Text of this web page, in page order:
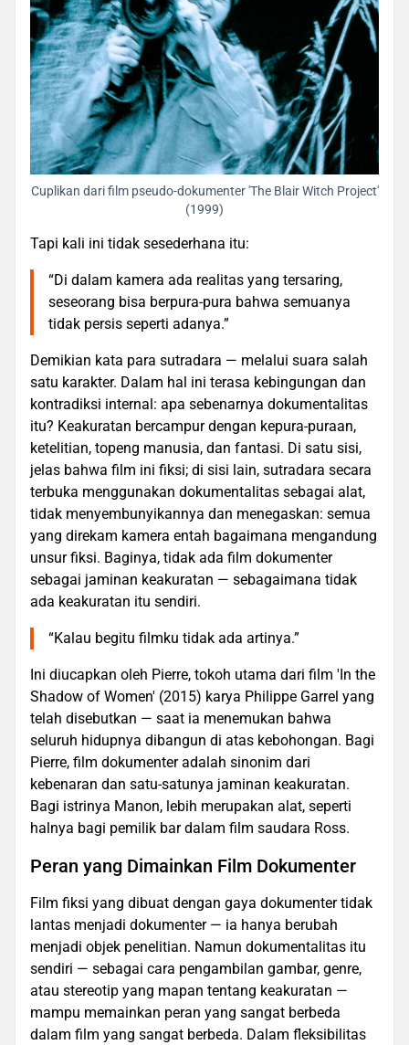
Cuplikan dari film pseudo-dokumenter 'The Blair Witch Project'
(1999)
Tapi kali ini tidak sesederhana itu:
“Di dalam kamera ada realitas yang tersaring,
seseorang bisa berpura-pura bahwa semuanya
tidak persis seperti adanya.”
Demikian kata para sutradara — melalui suara salah
satu karakter. Dalam hal ini terasa kebingungan dan
kontradiksi internal: apa sebenarnya dokumentalitas
itu? Keakuratan bercampur dengan kepura-puraan,
ketelitian, topeng manusia, dan fantasi. Di satu sisi,
jelas bahwa film ini fiksi; di sisi lain, sutradara secara
terbuka menggunakan dokumentalitas sebagai alat,
tidak menyembunyikannya dan menegaskan: semua
yang direkam kamera entah bagaimana mengandung
unsur fiksi. Baginya, tidak ada film dokumenter
sebagai jaminan keakuratan — sebagaimana tidak
ada keakuratan itu sendiri.
“Kalau begitu filmku tidak ada artinya.”
Ini diucapkan oleh Pierre, tokoh utama dari film 'In the
Shadow of Women' (2015) karya Philippe Garrel yang
telah disebutkan — saat ia menemukan bahwa
seluruh hidupnya dibangun di atas kebohongan. Bagi
Pierre, film dokumenter adalah sinonim dari
kebenaran dan satu-satunya jaminan keakuratan.
Bagi istrinya Manon, lebih merupakan alat, seperti
halnya bagi pemilik bar dalam film saudara Ross.
Peran yang Dimainkan Film Dokumenter
Film fiksi yang dibuat dengan gaya dokumenter tidak
lantas menjadi dokumenter — ia hanya berubah
menjadi objek penelitian. Namun dokumentalitas itu
sendiri — sebagai cara pengambilan gambar, genre,
atau stereotip yang mapan tentang keakuratan —
mampu memainkan peran yang sangat berbeda
dalam film yang sangat berbeda. Dalam fleksibilitas